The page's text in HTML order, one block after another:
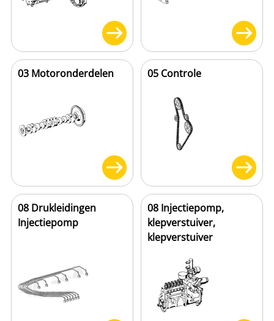
03 Motoronderdelen 05 Controle
08 Drukleidingen
Injectiepomp
08 Injectiepomp,
klepverstuiver,
klepverstuiver